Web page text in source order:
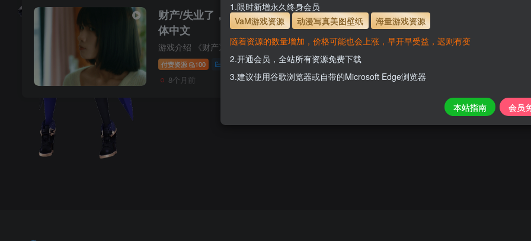
财产/失业了，我获得了亿万游戏财产！|官方简
体中文
游戏介绍 《财产》是一款真正的真人互动游戏，内嵌市场仿真的商业系统、非线性叙事恋爱养成。31天，通过投资、拍卖、收购、上市等策略打脸所有人，成就商业帝国！约会、酒吧、QTE互动、私密空间...
付费资源 100 恋爱模拟 电脑游戏 积分资源
8个月前 0 114 10
1.限时新增永久终身会员
VaM游戏资源
动漫写真美图壁纸
海量游戏资源
随着资源的数量增加，价格可能也会上涨，早开早受益，迟则有变
2.开通会员，全站所有资源免费下载
3.建议使用谷歌浏览器或自带的Microsoft Edge浏览器
本站指南 会员